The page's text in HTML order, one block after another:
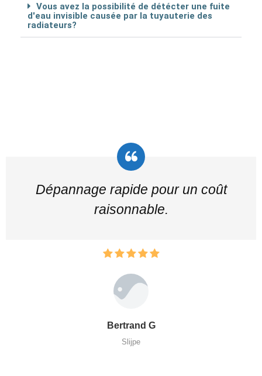
Vous avez la possibilité de détécter une fuite
d'eau invisible causée par la tuyauterie des
radiateurs?
Dépannage rapide pour un coût
raisonnable.
Bertrand G
Slijpe